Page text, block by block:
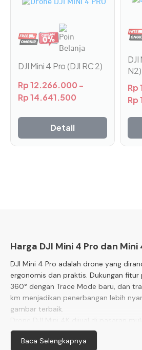
DJI Mini 4 Pro (DJI RC 2)
Rp12.266.000 -
Rp14.641.500
ini
varian.
ini
diambil
di
produk
Detail
DJI
N2)
Rp
Rp
ini
di
Harga DJI Mini 4 Pro dan Mini
DJI Mini 4 Pro adalah drone yang
ergonomis dan praktis. Dukungan fitur
360° dengan Trace Mode baru, dan
km menjadikan penerbangan lebih
gambar terbaik.
sedangkan DJI Mini 4 Pro dibandrol
Rp10 jutaan. Di Doran Gadget, Anda
Baca Selengkapnya